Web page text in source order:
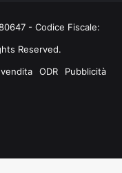
- Codice Fiscale:
Reserved.
ODR
Pubblicità